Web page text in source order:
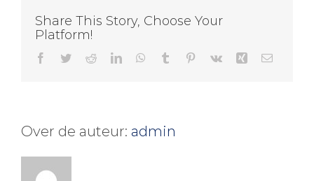
Share This Story, Choose Your
Platform!
Facebook
TwitterRedditLinkedInWhatsApp
Tumblr Pinterest
Vk Xing E-
Over de auteur: admin